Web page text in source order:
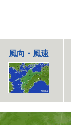
風向・風速